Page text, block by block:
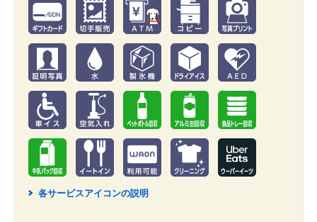
2 各サービスアイコンの説明